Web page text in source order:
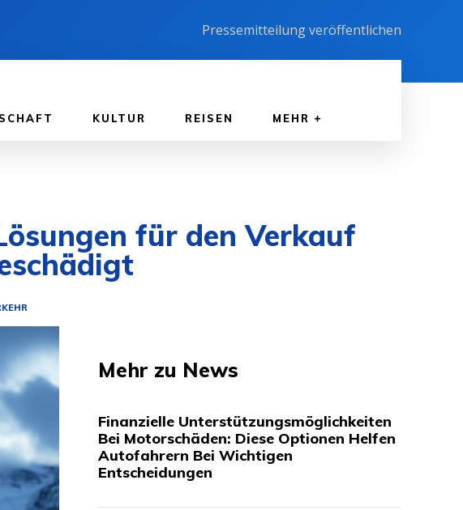
Pressemitteilung veröffentlichen
KULTUR REISEN MEHR
für den Verkauf
Mehr zu News
Finanzielle Unterstützungsmöglichkeiten
Bei Motorschäden: Diese Optionen Helfen
Autofahrern Bei Wichtigen
Entscheidungen